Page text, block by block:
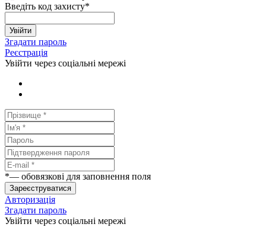
Введіть код захисту*
Увійти
Згадати пароль
Реєстрація
Увійти через соціальні мережі
*— обовязкові для заповнення поля
Зареєструватися
Авторизація
Згадати пароль
Увійти через соціальні мережі